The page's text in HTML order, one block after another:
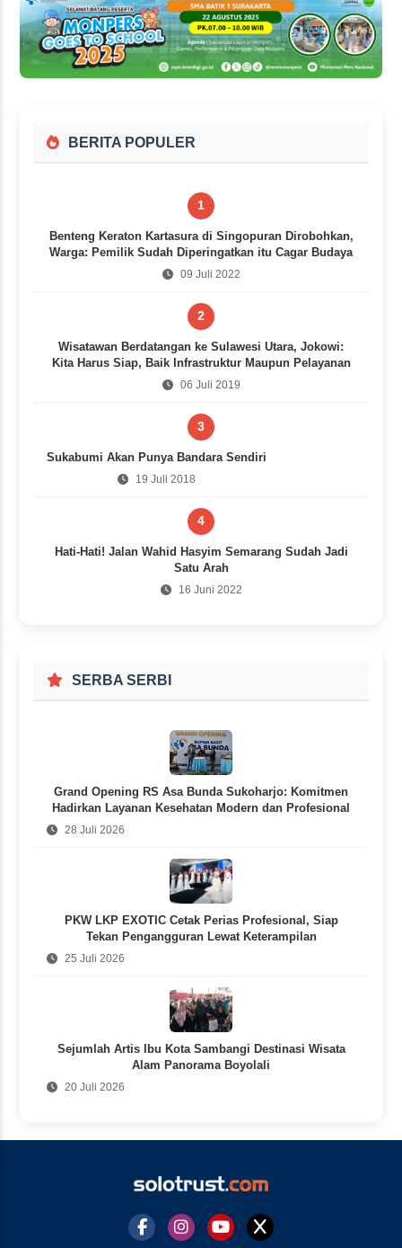
BERITA POPULER
1
Benteng Keraton Kartasura di Singopuran Dirobohkan,
Warga: Pemilik Sudah Diperingatkan itu Cagar Budaya
09 Juli 2022
2
Wisatawan Berdatangan ke Sulawesi Utara, Jokowi:
Kita Harus Siap, Baik Infrastruktur Maupun Pelayanan
06 Juli 2019
3
Sukabumi Akan Punya Bandara Sendiri
19 Juli 2018
4
Hati-Hati! Jalan Wahid Hasyim Semarang Sudah Jadi
Satu Arah
16 Juni 2022
SERBA SERBI
Grand Opening RS Asa Bunda Sukoharjo: Komitmen
Hadirkan Layanan Kesehatan Modern dan Profesional
28 Juli 2026
PKW LKP EXOTIC Cetak Perias Profesional, Siap
Tekan Pengangguran Lewat Keterampilan
25 Juli 2026
Sejumlah Artis Ibu Kota Sambangi Destinasi Wisata
Alam Panorama Boyolali
20 Juli 2026